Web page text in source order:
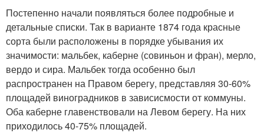
Постепенно начали появляться более подробные и
детальные списки. Так в варианте 1874 года красные
сорта были расположены в порядке убывания их
значимости: мальбек, каберне (совиньон и фран), мерло,
вердо и сира. Мальбек тогда особенно был
распространен на Правом берегу, представляя 30-60%
площадей виноградников в зависисмости от коммуны.
Оба каберне главенствовали на Левом берегу. На них
приходилось 40-75% площадей.